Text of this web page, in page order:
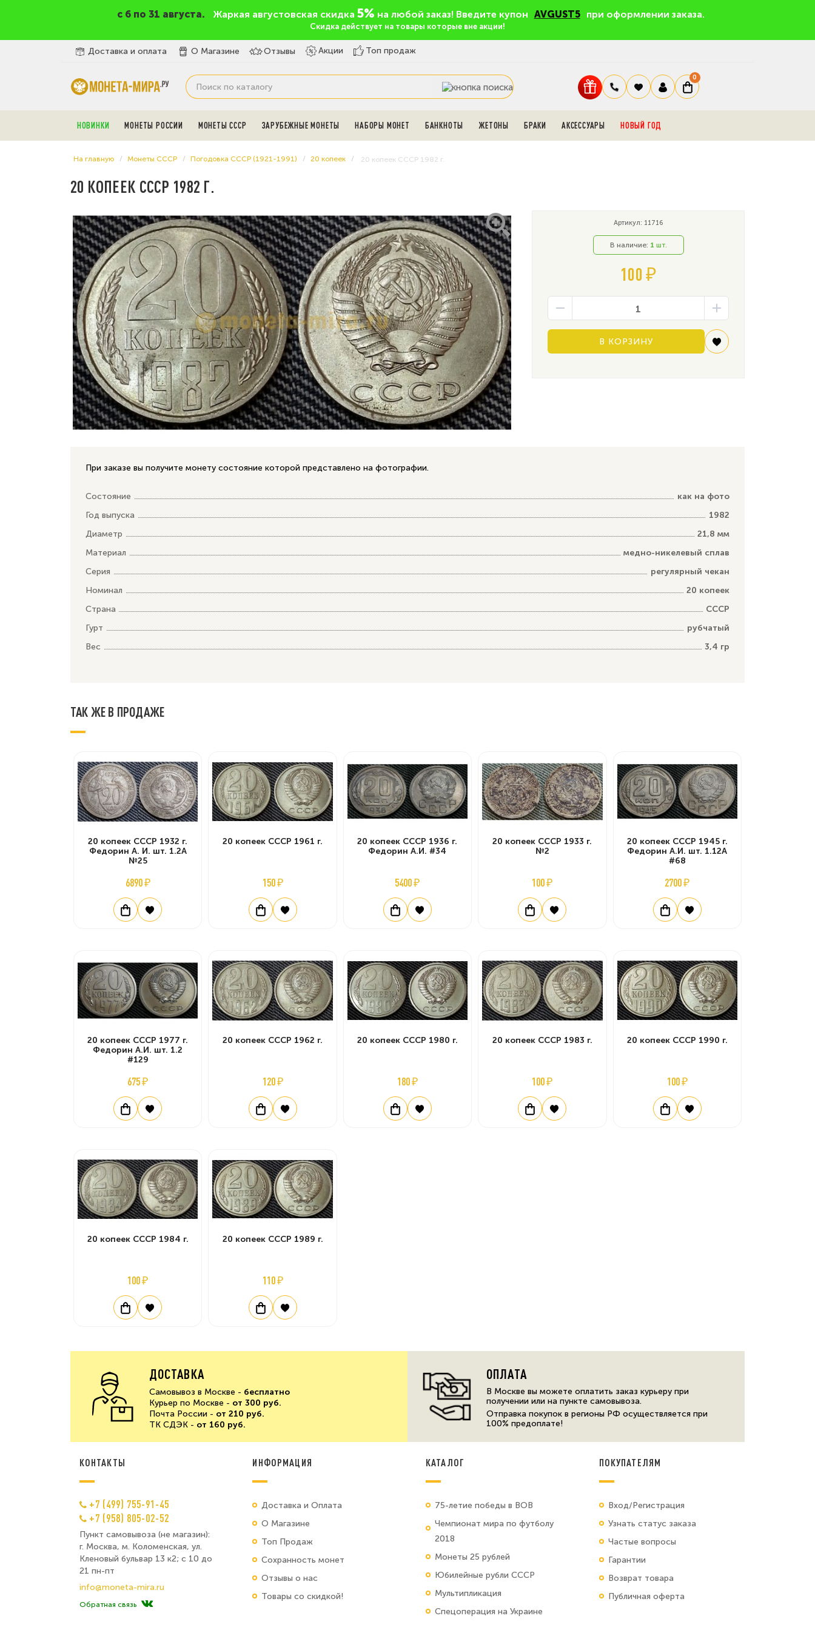
c 6 по 31 августа. Жаркая августовская скидка 5% на любой заказ! Введите купон AVGUST5 при оформлении заказа.
Скидка действует на товары которые вне акции!
Доставка и оплата О Магазине Отзывы Акции Топ продаж
0
НОВИНКИ МОНЕТЫ РОССИИ МОНЕТЫ СССР ЗАРУБЕЖНЫЕ МОНЕТЫ НАБОРЫ МОНЕТ БАНКНОТЫ ЖЕТОНЫ БРАКИ АКСЕССУАРЫ НОВЫЙ ГОД
На главную Монеты СССР Погодовка СССР (1921-1991) 20 копеек 20 копеек СССР 1982 г.
20 КОПЕЕК СССР 1982 Г.
Артикул: 11716
В наличие: 1 шт.
100 ₽
В КОРЗИНУ
При заказе вы получите монету состояние которой представлено на фотографии.
Состояние
как на фото
Год выпуска
1982
Диаметр
21,8 мм
Материал
медно-никелевый сплав
Серия
регулярный чекан
Номинал
20 копеек
Страна
СССР
Гурт
рубчатый
Вес
3,4 гр
ТАК ЖЕ В ПРОДАЖЕ
20 копеек СССР 1932 г.
Федорин А. И. шт. 1.2А
№25
6890 ₽
20 копеек СССР 1961 г.
150 ₽
20 копеек СССР 1936 г.
Федорин А.И. #34
5400 ₽
20 копеек СССР 1933 г.
№2
100 ₽
20 копеек СССР 1945 г.
Федорин А.И. шт. 1.12А
#68
2700 ₽
20 копеек СССР 1977 г.
Федорин А.И. шт. 1.2
#129
675 ₽
20 копеек СССР 1962 г.
120 ₽
20 копеек СССР 1980 г.
180 ₽
20 копеек СССР 1983 г.
100 ₽
20 копеек СССР 1990 г.
100 ₽
20 копеек СССР 1984 г.
100 ₽
20 копеек СССР 1989 г.
110 ₽
ДОСТАВКА
Самовывоз в Москве - бесплатно
Курьер по Москве - от 300 руб.
Почта России - от 210 руб.
ТК СДЭК - от 160 руб.
ОПЛАТА
В Москве вы можете оплатить заказ курьеру при
получении или на пункте самовывоза.
Отправка покупок в регионы РФ осуществляется при
100% предоплате!
КОНТАКТЫ
+7 (499) 755-91-45
+7 (958) 805-02-52
Пункт самовывоза (не магазин):
г. Москва, м. Коломенская, ул.
Кленовый бульвар 13 к2; с 10 до
21 пн-пт
info@moneta-mira.ru
Обратная связь
ИНФОРМАЦИЯ
Доставка и Оплата
О Магазине
Топ Продаж
Сохранность монет
Отзывы о нас
Товары со скидкой!
КАТАЛОГ
75-летие победы в ВОВ
Чемпионат мира по футболу
2018
Монеты 25 рублей
Юбилейные рубли СССР
Мультипликация
Спецоперация на Украине
ПОКУПАТЕЛЯМ
Вход/Регистрация
Узнать статус заказа
Частые вопросы
Гарантии
Возврат товара
Публичная оферта